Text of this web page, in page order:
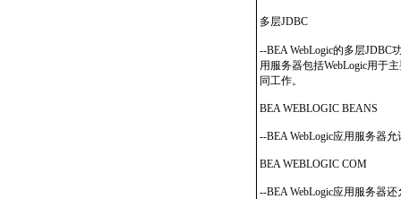
多层JDBC
--BEA WebLogic的多层JDBC
用服务器包括WebLogic用于
同工作。
BEA WEBLOGIC BEANS
--BEA WebLogic应用服务器
BEA WEBLOGIC COM
--BEA WebLogic应用服务器